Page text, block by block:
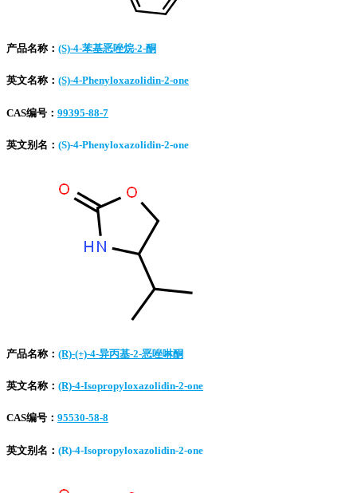
产品名称： (S)-4-苯基恶唑烷-2-酮
英文名称： (S)-4-Phenyloxazolidin-2-one
CAS编号： 99395-88-7
英文别名： (S)-4-Phenyloxazolidin-2-one
产品名称： (R)-(+)-4-异丙基-2-恶唑啉酮
英文名称： (R)-4-Isopropyloxazolidin-2-one
CAS编号： 95530-58-8
英文别名： (R)-4-Isopropyloxazolidin-2-one